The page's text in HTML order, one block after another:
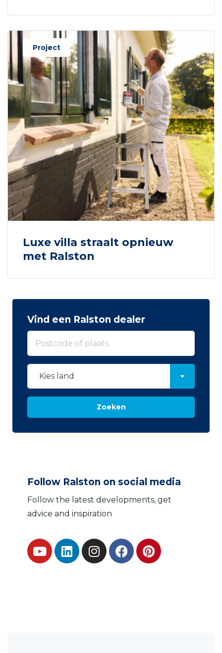
Project
Luxe villa straalt opnieuw
met Ralston
Vind een Ralston dealer
Kies land
Zoeken
Follow Ralston on social media
Follow the latest developments, get
advice and inspiration